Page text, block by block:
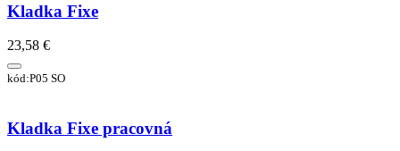
Kladka Fixe
23,58 €
kód:P05 SO
Kladka Fixe pracovná